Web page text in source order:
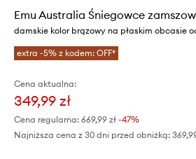
Emu Australia Śniegowce
damskie kolor brązowy na płaskim obcasie
extra -5% z kodem: OFF*
Cena aktualna:
349,99 zł
Cena regularna: 669,99 zł -47%
Najniższa cena z 30 dni przed obniżką: